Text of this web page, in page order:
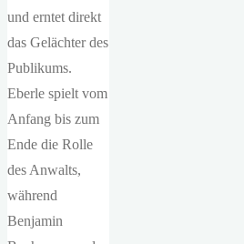
und erntet direkt
das Gelächter des
Publikums.
Eberle spielt vom
Anfang bis zum
Ende die Rolle
des Anwalts,
während
Benjamin